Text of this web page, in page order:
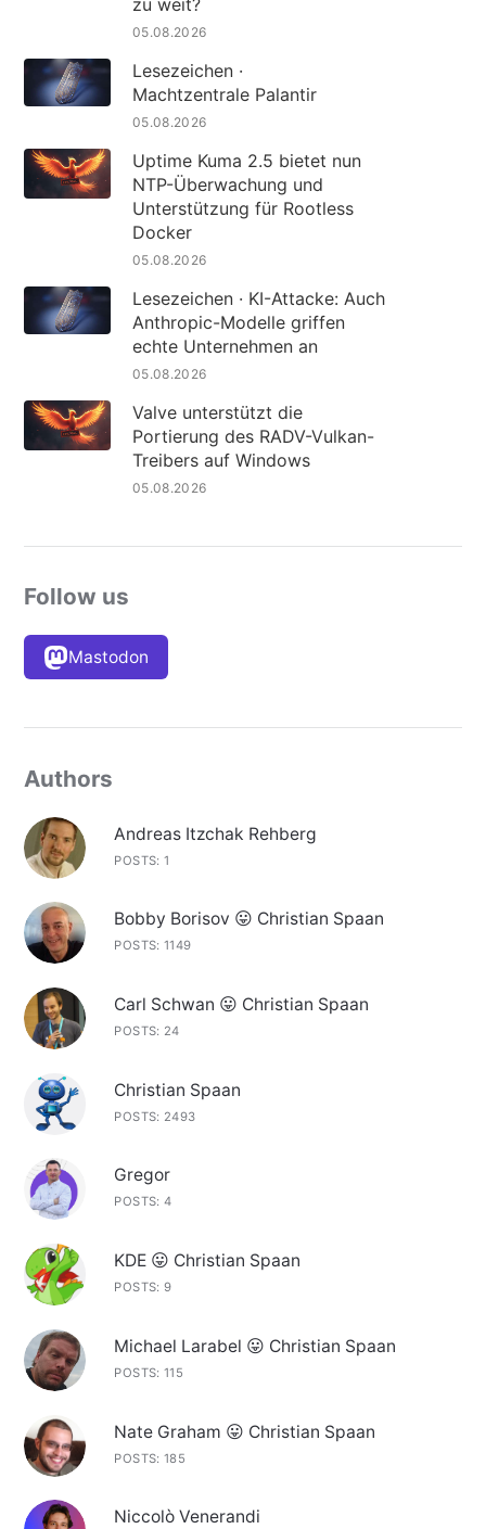
zu weit?
05.08.2026
Lesezeichen ·
Machtzentrale Palantir
05.08.2026
Uptime Kuma 2.5 bietet nun
NTP-Überwachung und
Unterstützung für Rootless
Docker
05.08.2026
Lesezeichen · KI-Attacke: Auch
Anthropic-Modelle griffen
echte Unternehmen an
05.08.2026
Valve unterstützt die
Portierung des RADV-Vulkan-
Treibers auf Windows
05.08.2026
Follow us
Mastodon
Authors
Andreas Itzchak Rehberg
POSTS: 1
Bobby Borisov 😛 Christian Spaan
POSTS: 1149
Carl Schwan 😛 Christian Spaan
POSTS: 24
Christian Spaan
POSTS: 2493
Gregor
POSTS: 4
KDE 😛 Christian Spaan
POSTS: 9
Michael Larabel 😛 Christian Spaan
POSTS: 115
Nate Graham 😛 Christian Spaan
POSTS: 185
Niccolò Venerandi